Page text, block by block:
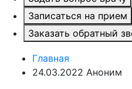
Записаться на прием
Заказать обратный
Главная
24.03.2022 Аноним